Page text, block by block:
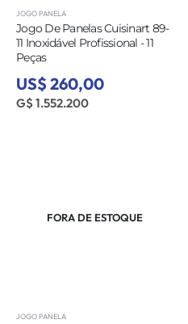
JOGO PANELA
Jogo De Panelas Cuisinart 89-
11 Inoxidável Profissional - 11
Peças
US$ 260,00
G$ 1.552.200
FORA DE ESTOQUE
JOGO PANELA